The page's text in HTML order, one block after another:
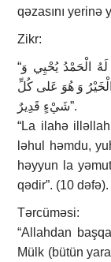
qəzasını yerinə
Zikr:
“لا إِلهَ إِلَّا اللَّهُ‏ وَحْدَهُ‏ لا شَرِيكَ لَهُ‏ لَهُ الْمُلْكُ وَ لَهُ‏ الْحَمْدُ يُحْيِي وَ
وَ هُوَ عَلى‏ كُلِّ
شَيْ‏ءٍ قَدِيرٌ”.
“La ilahə
ləhul həmdu,
həyyun la
qədir”. (10 dəfə).
Tərcüməsi:
“Allahdan
Mülk (bütün